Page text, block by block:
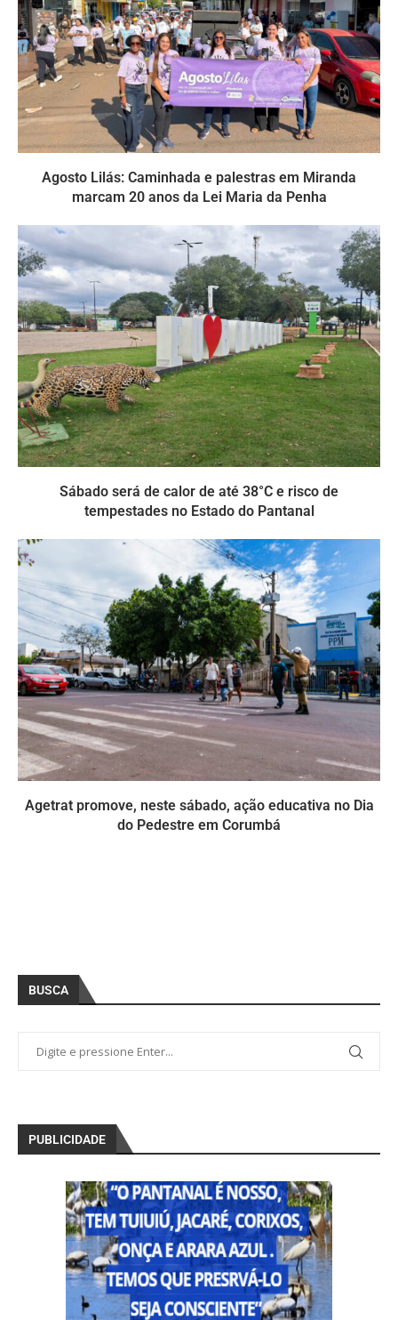
Agosto Lilás: Caminhada e palestras em Miranda
marcam 20 anos da Lei Maria da Penha
Sábado será de calor de até 38°C e risco de
tempestades no Estado do Pantanal
Agetrat promove, neste sábado, ação educativa no Dia
do Pedestre em Corumbá
BUSCA
PUBLICIDADE